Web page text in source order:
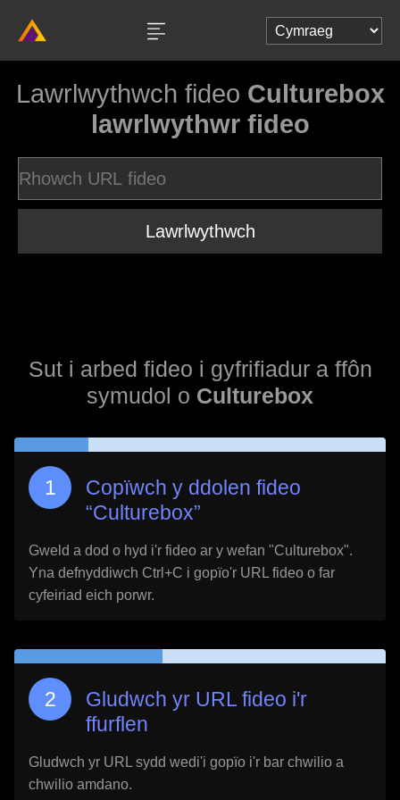
Lawrlwythwch fideo Culturebox
lawrlwythwr fideo
Lawrlwythwch
Sut i arbed fideo i gyfrifiadur a ffôn
symudol o Culturebox
Copïwch y ddolen fideo
“Culturebox”
Gweld a dod o hyd i'r fideo ar y wefan "Culturebox".
Yna defnyddiwch Ctrl+C i gopïo'r URL fideo o far
cyfeiriad eich porwr.
Gludwch yr URL fideo i'r
ffurflen
Gludwch yr URL sydd wedi'i gopïo i'r bar chwilio a
chwilio amdano.